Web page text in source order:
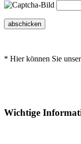
abschicken
* Hier können Sie
Wichtige